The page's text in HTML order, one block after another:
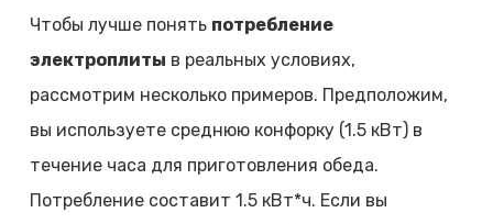
Чтобы лучше понять потребление
электроплиты в реальных условиях,
рассмотрим несколько примеров. Предположим,
вы используете среднюю конфорку (1.5 кВт) в
течение часа для приготовления обеда.
Потребление составит 1.5 кВт*ч. Если вы